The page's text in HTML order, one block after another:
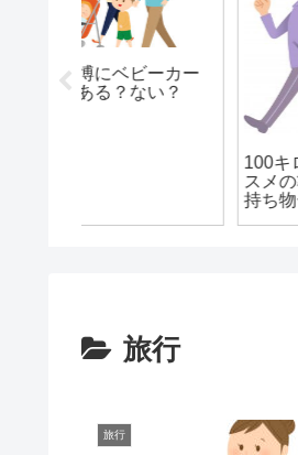
100キロウォークにオス
スメの準備品、装備、
旅行
旅行